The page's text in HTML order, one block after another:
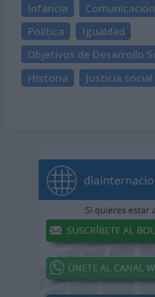
Infancia
Comunicación
Política
Igualdad
Objetivos de Desarrollo
Historia
Justicia social